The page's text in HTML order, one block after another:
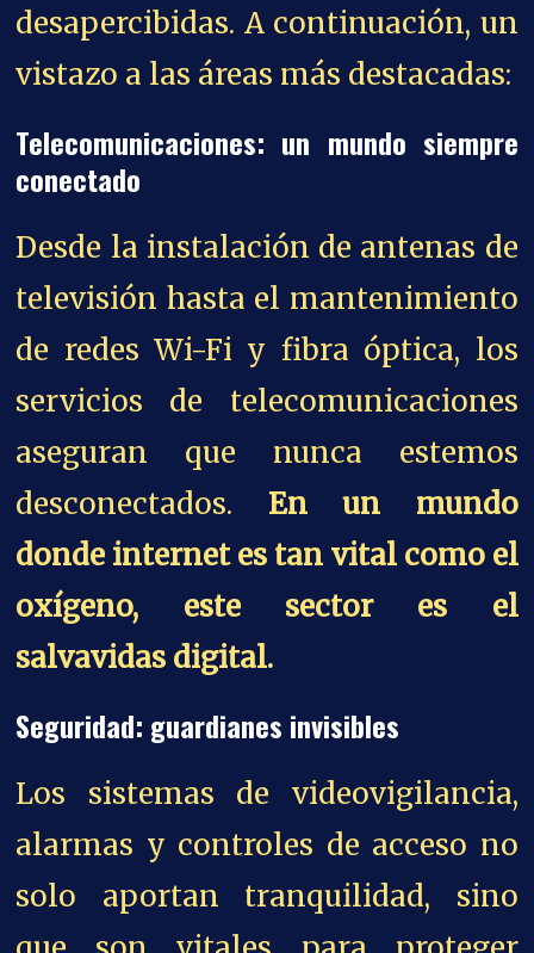
desapercibidas. A continuación, un
vistazo a las áreas más destacadas:
Telecomunicaciones: un mundo siempre
conectado
Desde la instalación de antenas de
televisión hasta el mantenimiento
de redes Wi-Fi y fibra óptica, los
servicios de telecomunicaciones
aseguran que nunca estemos
desconectados. En un mundo
donde internet es tan vital como el
oxígeno, este sector es el
salvavidas digital.
Seguridad: guardianes invisibles
Los sistemas de videovigilancia,
alarmas y controles de acceso no
solo aportan tranquilidad, sino